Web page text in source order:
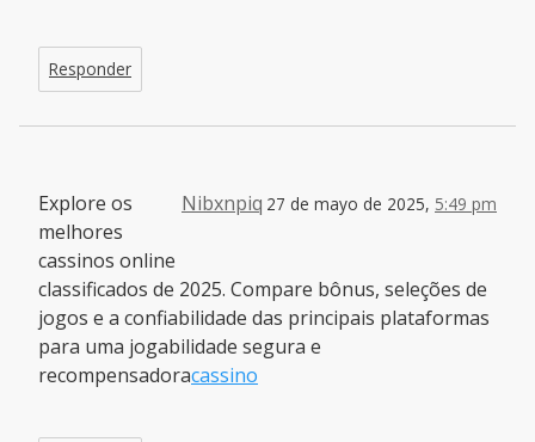
Responder
Nibxnpiq 27 de mayo de 2025, 5:49 pm
Explore os
melhores
cassinos online
classificados de 2025. Compare bônus, seleções de
jogos e a confiabilidade das principais plataformas
para uma jogabilidade segura e
recompensadoracassino